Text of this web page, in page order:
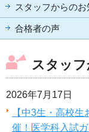
スタッフからのお
合格者の声
スタッ
2026年7月17日
【中3生・高校
催！医学科入試